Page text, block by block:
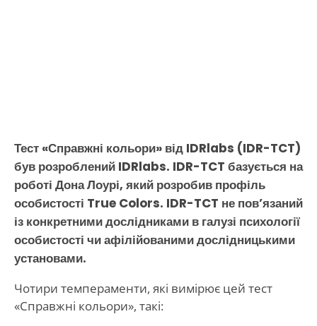
Тест «Справжні кольори» від IDRlabs (IDR-TCT)
був розроблений IDRlabs. IDR-TCT базується на
роботі Дона Лоурі, який розробив профіль
особистості True Colors. IDR-TCT не пов’язаний
із конкретними дослідниками в галузі психології
особистості чи афілійованими дослідницькими
установами.
Чотири темпераменти, які вимірює цей тест
«Справжні кольори», такі: